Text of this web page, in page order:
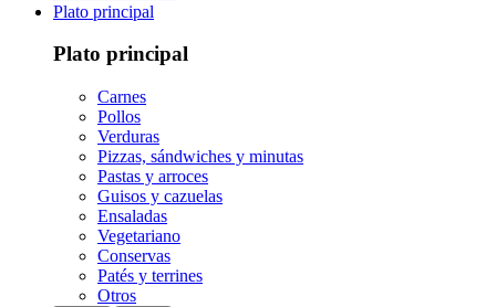
Plato principal
Plato principal
Carnes
Pollos
Verduras
Pizzas, sándwiches y minutas
Pastas y arroces
Guisos y cazuelas
Ensaladas
Vegetariano
Conservas
Patés y terrines
Otros